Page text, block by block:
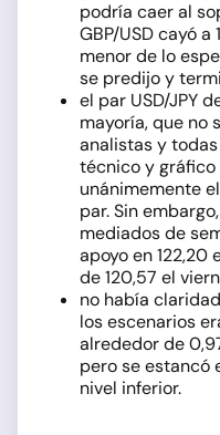
podría caer al
GBP/USD cayó
menor de lo
se predijo y
el par USD/JPY
mayoría, que no
analistas y
técnico y
unánimemente
par. Sin
mediados de
apoyo en 122,20
de 120,57 el
no había
los escenarios
alrededor de
pero se estancó
nivel inferior.